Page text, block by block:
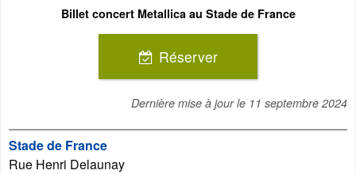
Billet concert Metallica au Stade de France
Réserver
Dernière mise à jour le 11 septembre 2024
Stade de France
Rue Henri Delaunay